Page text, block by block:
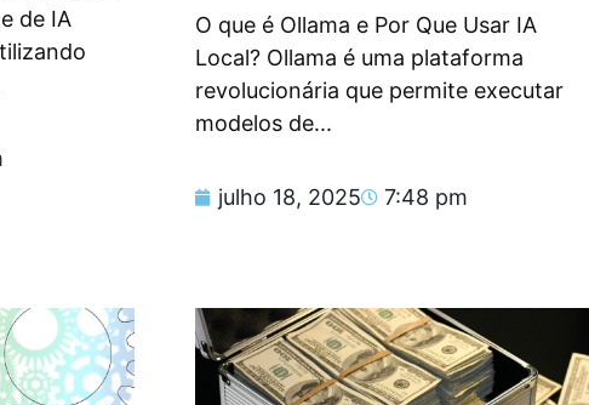
de IA
O que é Ollama e Por Que Usar IA
Local? Ollama é uma plataforma
revolucionária que permite executar
modelos de...
julho 18, 2025 7:48 pm